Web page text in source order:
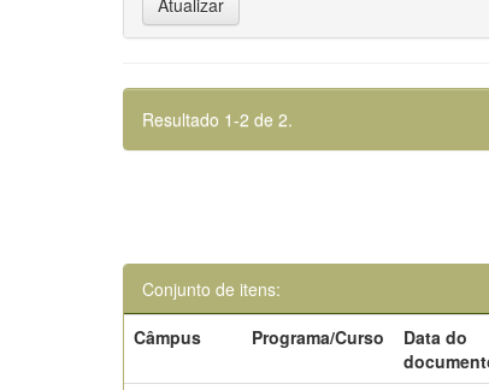
Resultado 1-2 de 2.
Conjunto de itens:
Câmpus
Programa/Curso
Data do